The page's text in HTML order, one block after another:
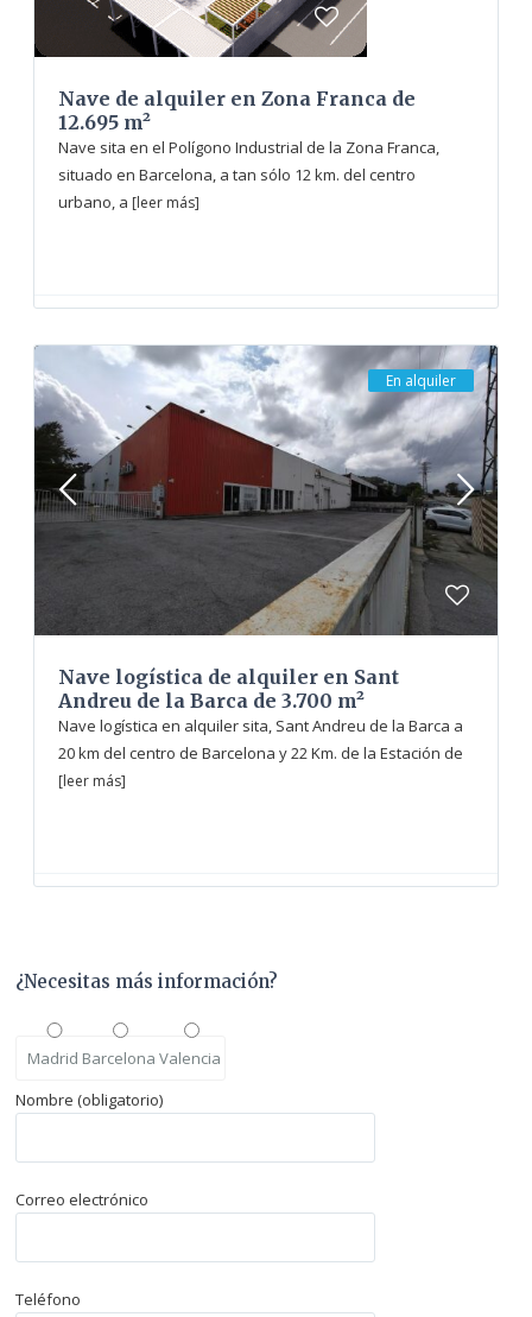
Nave de alquiler en Zona Franca de
12.695 m²
Nave sita en el Polígono Industrial de la Zona Franca,
situado en Barcelona, a tan sólo 12 km. del centro
urbano, a [leer más]
En alquiler
Nave logística de alquiler en Sant
Andreu de la Barca de 3.700 m²
Nave logística en alquiler sita, Sant Andreu de la Barca a
20 km del centro de Barcelona y 22 Km. de la Estación de
[leer más]
¿Necesitas más información?
Madrid Barcelona Valencia
Nombre (obligatorio)
Correo electrónico
Teléfono